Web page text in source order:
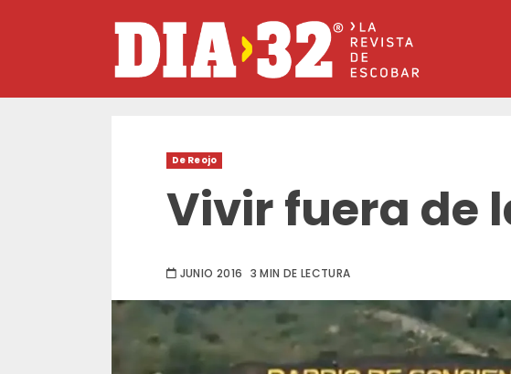
De Reojo
Vivir fuera de
JUNIO 2016 3 MIN DE LECTURA